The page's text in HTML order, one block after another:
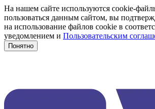
На нашем сайте используются cookie-
пользоваться данным сайтом, вы
на использование файлов cookie в
уведомлением и Пользовательским
Понятно